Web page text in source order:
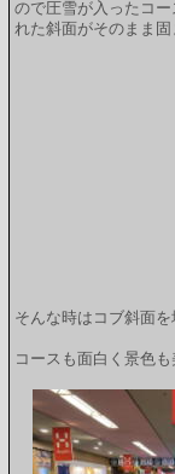
ので圧雪が入ったコ
れた斜面がそのまま
そんな時はコブ斜面
コースも面白く景色